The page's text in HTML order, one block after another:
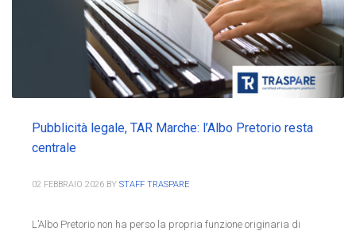
Pubblicità legale, TAR Marche: l’Albo Pretorio resta
centrale
02 FEBBRAIO 2026 BY STAFF TRASPARE
L’Albo Pretorio non ha perso la propria funzione originaria di